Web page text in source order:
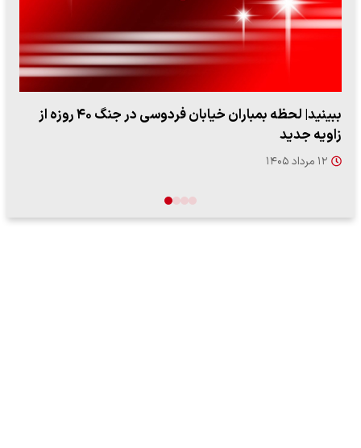
ببینید| ویدئویی جدید از لحظه زلزله ۷.۱ ریشتری
"کوماموتو" ژاپن ۹ روز…
۱۶ مرداد ۱۴۰۵